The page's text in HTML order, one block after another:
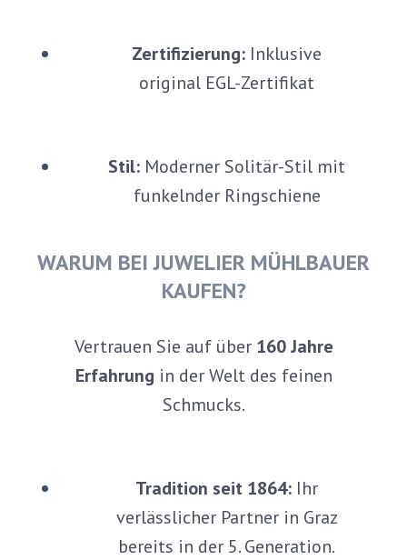
Zertifizierung: Inklusive
original EGL-Zertifikat
Stil: Moderner Solitär-Stil mit
funkelnder Ringschiene
WARUM BEI JUWELIER MÜHLBAUER
KAUFEN?
Vertrauen Sie auf über 160 Jahre
Erfahrung in der Welt des feinen
Schmucks.
Tradition seit 1864: Ihr
verlässlicher Partner in Graz
bereits in der 5. Generation.